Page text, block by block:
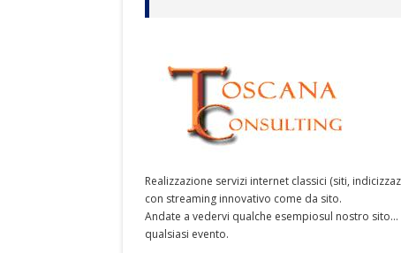
Realizzazione servizi internet classici (siti,
con streaming innovativo come da sito.
Andate a vedervi qualche esempiosul nostro
qualsiasi evento.